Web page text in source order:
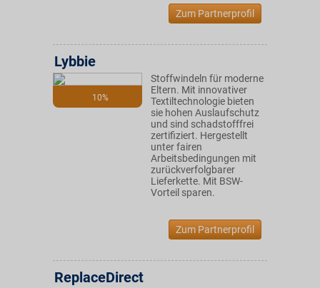
Zum Partnerprofil
10%
Lybbie
Stoffwindeln für moderne
Eltern. Mit innovativer
Textiltechnologie bieten
sie hohen Auslaufschutz
und sind schadstofffrei
zertifiziert. Hergestellt
unter fairen
Arbeitsbedingungen mit
zurückverfolgbarer
Lieferkette. Mit BSW-
Vorteil sparen.
Zum Partnerprofil
ReplaceDirect